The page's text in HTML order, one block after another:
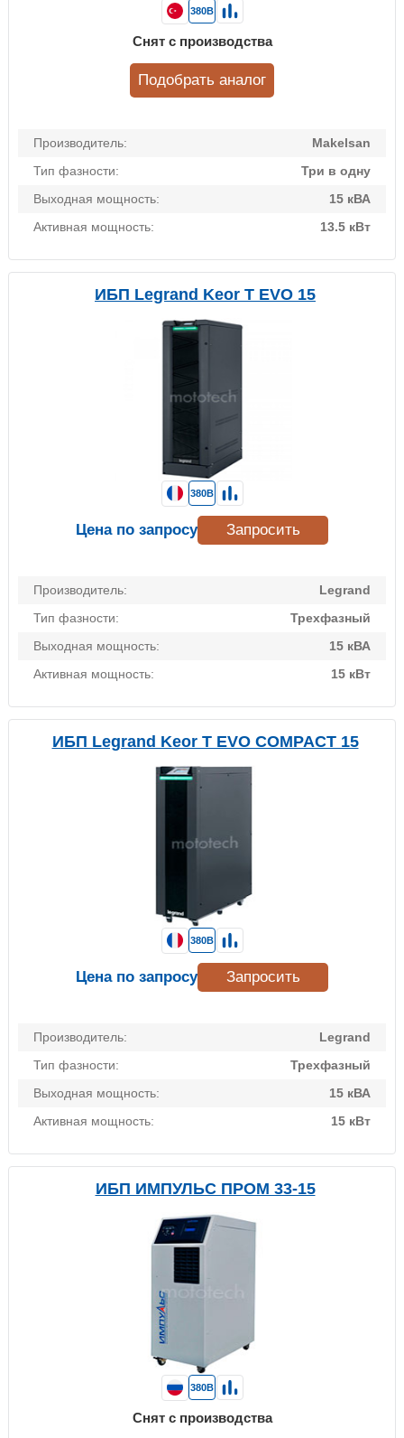
Производитель:
Makelsan
Тип фазности:
Три в одну
Выходная мощность:
15 кВА
Активная мощность:
13.5 кВт
380В
Снят с производства
Подобрать аналог
ИБП Legrand Keor T EVO 15
Производитель:
Legrand
Тип фазности:
Трехфазный
Выходная мощность:
15 кВА
Активная мощность:
15 кВт
380В
Цена по запросу Запросить
ИБП Legrand Keor T EVO COMPACT 15
Производитель:
Legrand
Тип фазности:
Трехфазный
Выходная мощность:
15 кВА
Активная мощность:
15 кВт
380В
Цена по запросу Запросить
ИБП ИМПУЛЬС ПРОМ 33-15
380В
Снят с производства